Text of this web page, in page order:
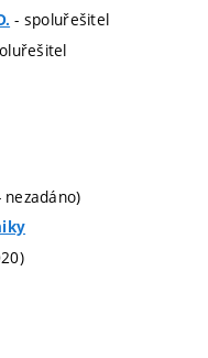
- spoluřešitel